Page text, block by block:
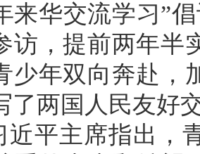
来华交流学习”
访，提前两年半
少年双向奔赴，
了两国人民友好
近平主席指出，